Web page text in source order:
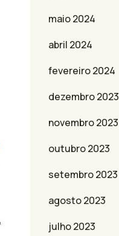
maio 2024
abril 2024
fevereiro 2024
dezembro 2023
novembro 2023
outubro 2023
setembro 2023
agosto 2023
julho 2023